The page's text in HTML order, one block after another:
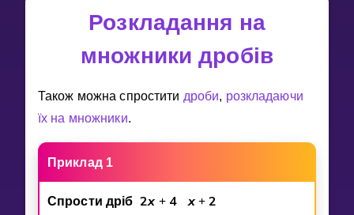
Джуніор-матем
НАВЧАЛЬНИЙ ПЛАН
Select curriculum
Увійти
Розкладання на
множники дробів
Також можна спростити дроби, розкладаючи
їх на множники.
Приклад 1
Спрости дрiб 2x + 4 x + 2